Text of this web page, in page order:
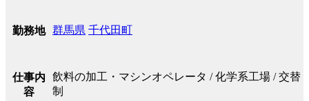
勤務地 群馬県 千代田町
仕事内
容
飲料の加工・マシンオペレータ / 化学系工場 / 交替
制